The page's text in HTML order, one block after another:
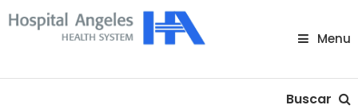
Skip
To
Menu
Buscar